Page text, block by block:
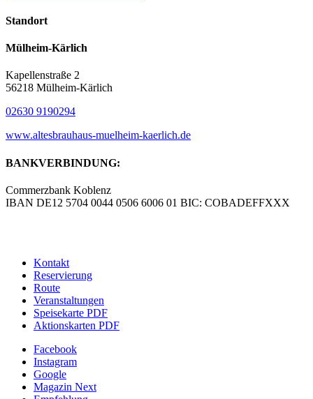
Standort
Mülheim-Kärlich
Kapellenstraße 2
56218 Mülheim-Kärlich
02630 9190294
www.altesbrauhaus-muelheim-kaerlich.de
BANKVERBINDUNG:
Commerzbank Koblenz
IBAN DE12 5704 0044 0506 6006 01 BIC: COBADEFFXXX
Kontakt
Reservierung
Route
Veranstaltungen
Speisekarte PDF
Aktionskarten PDF
Facebook
Instagram
Google
Magazin Next